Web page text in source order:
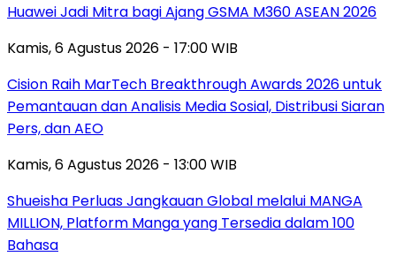
Huawei Jadi Mitra bagi Ajang GSMA M360 ASEAN 2026
Kamis, 6 Agustus 2026 - 17:00 WIB
Cision Raih MarTech Breakthrough Awards 2026 untuk
Pemantauan dan Analisis Media Sosial, Distribusi Siaran
Pers, dan AEO
Kamis, 6 Agustus 2026 - 13:00 WIB
Shueisha Perluas Jangkauan Global melalui MANGA
MILLION, Platform Manga yang Tersedia dalam 100
Bahasa